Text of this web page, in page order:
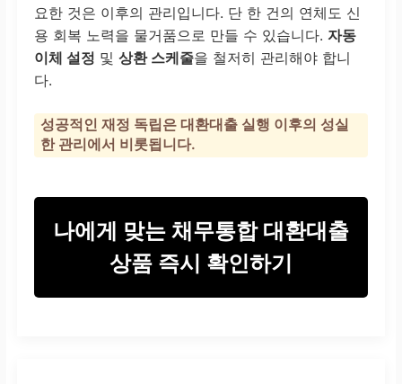
요한 것은 이후의 관리입니다. 단 한 건의 연체도 신
용 회복 노력을 물거품으로 만들 수 있습니다.자동
이체 설정 및상환 스케줄을 철저히 관리해야 합니
다.
성공적인 재정 독립은 대환대출 실행 이후의 성실
한 관리에서 비롯됩니다.
나에게 맞는 채무통합 대환대출
상품 즉시 확인하기